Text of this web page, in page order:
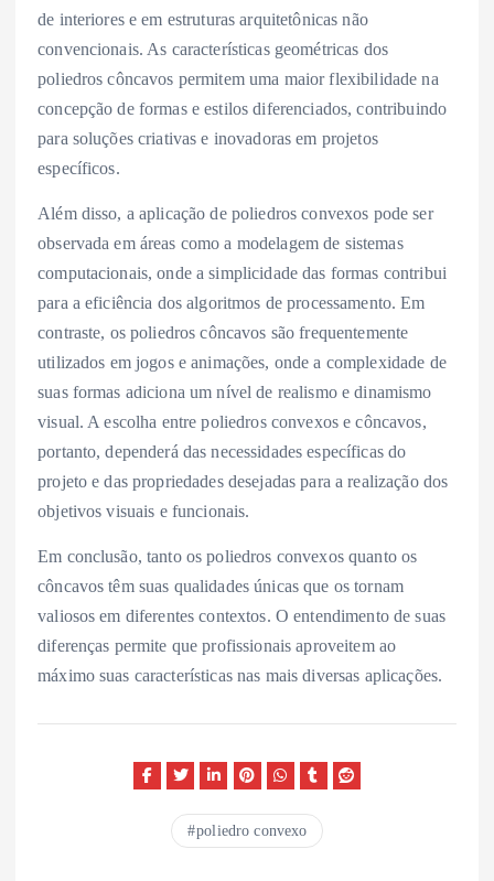
de interiores e em estruturas arquitetônicas não
convencionais. As características geométricas dos
poliedros côncavos permitem uma maior flexibilidade na
concepção de formas e estilos diferenciados, contribuindo
para soluções criativas e inovadoras em projetos
específicos.
Além disso, a aplicação de poliedros convexos pode ser
observada em áreas como a modelagem de sistemas
computacionais, onde a simplicidade das formas contribui
para a eficiência dos algoritmos de processamento. Em
contraste, os poliedros côncavos são frequentemente
utilizados em jogos e animações, onde a complexidade de
suas formas adiciona um nível de realismo e dinamismo
visual. A escolha entre poliedros convexos e côncavos,
portanto, dependerá das necessidades específicas do
projeto e das propriedades desejadas para a realização dos
objetivos visuais e funcionais.
Em conclusão, tanto os poliedros convexos quanto os
côncavos têm suas qualidades únicas que os tornam
valiosos em diferentes contextos. O entendimento de suas
diferenças permite que profissionais aproveitem ao
máximo suas características nas mais diversas aplicações.
poliedro convexo